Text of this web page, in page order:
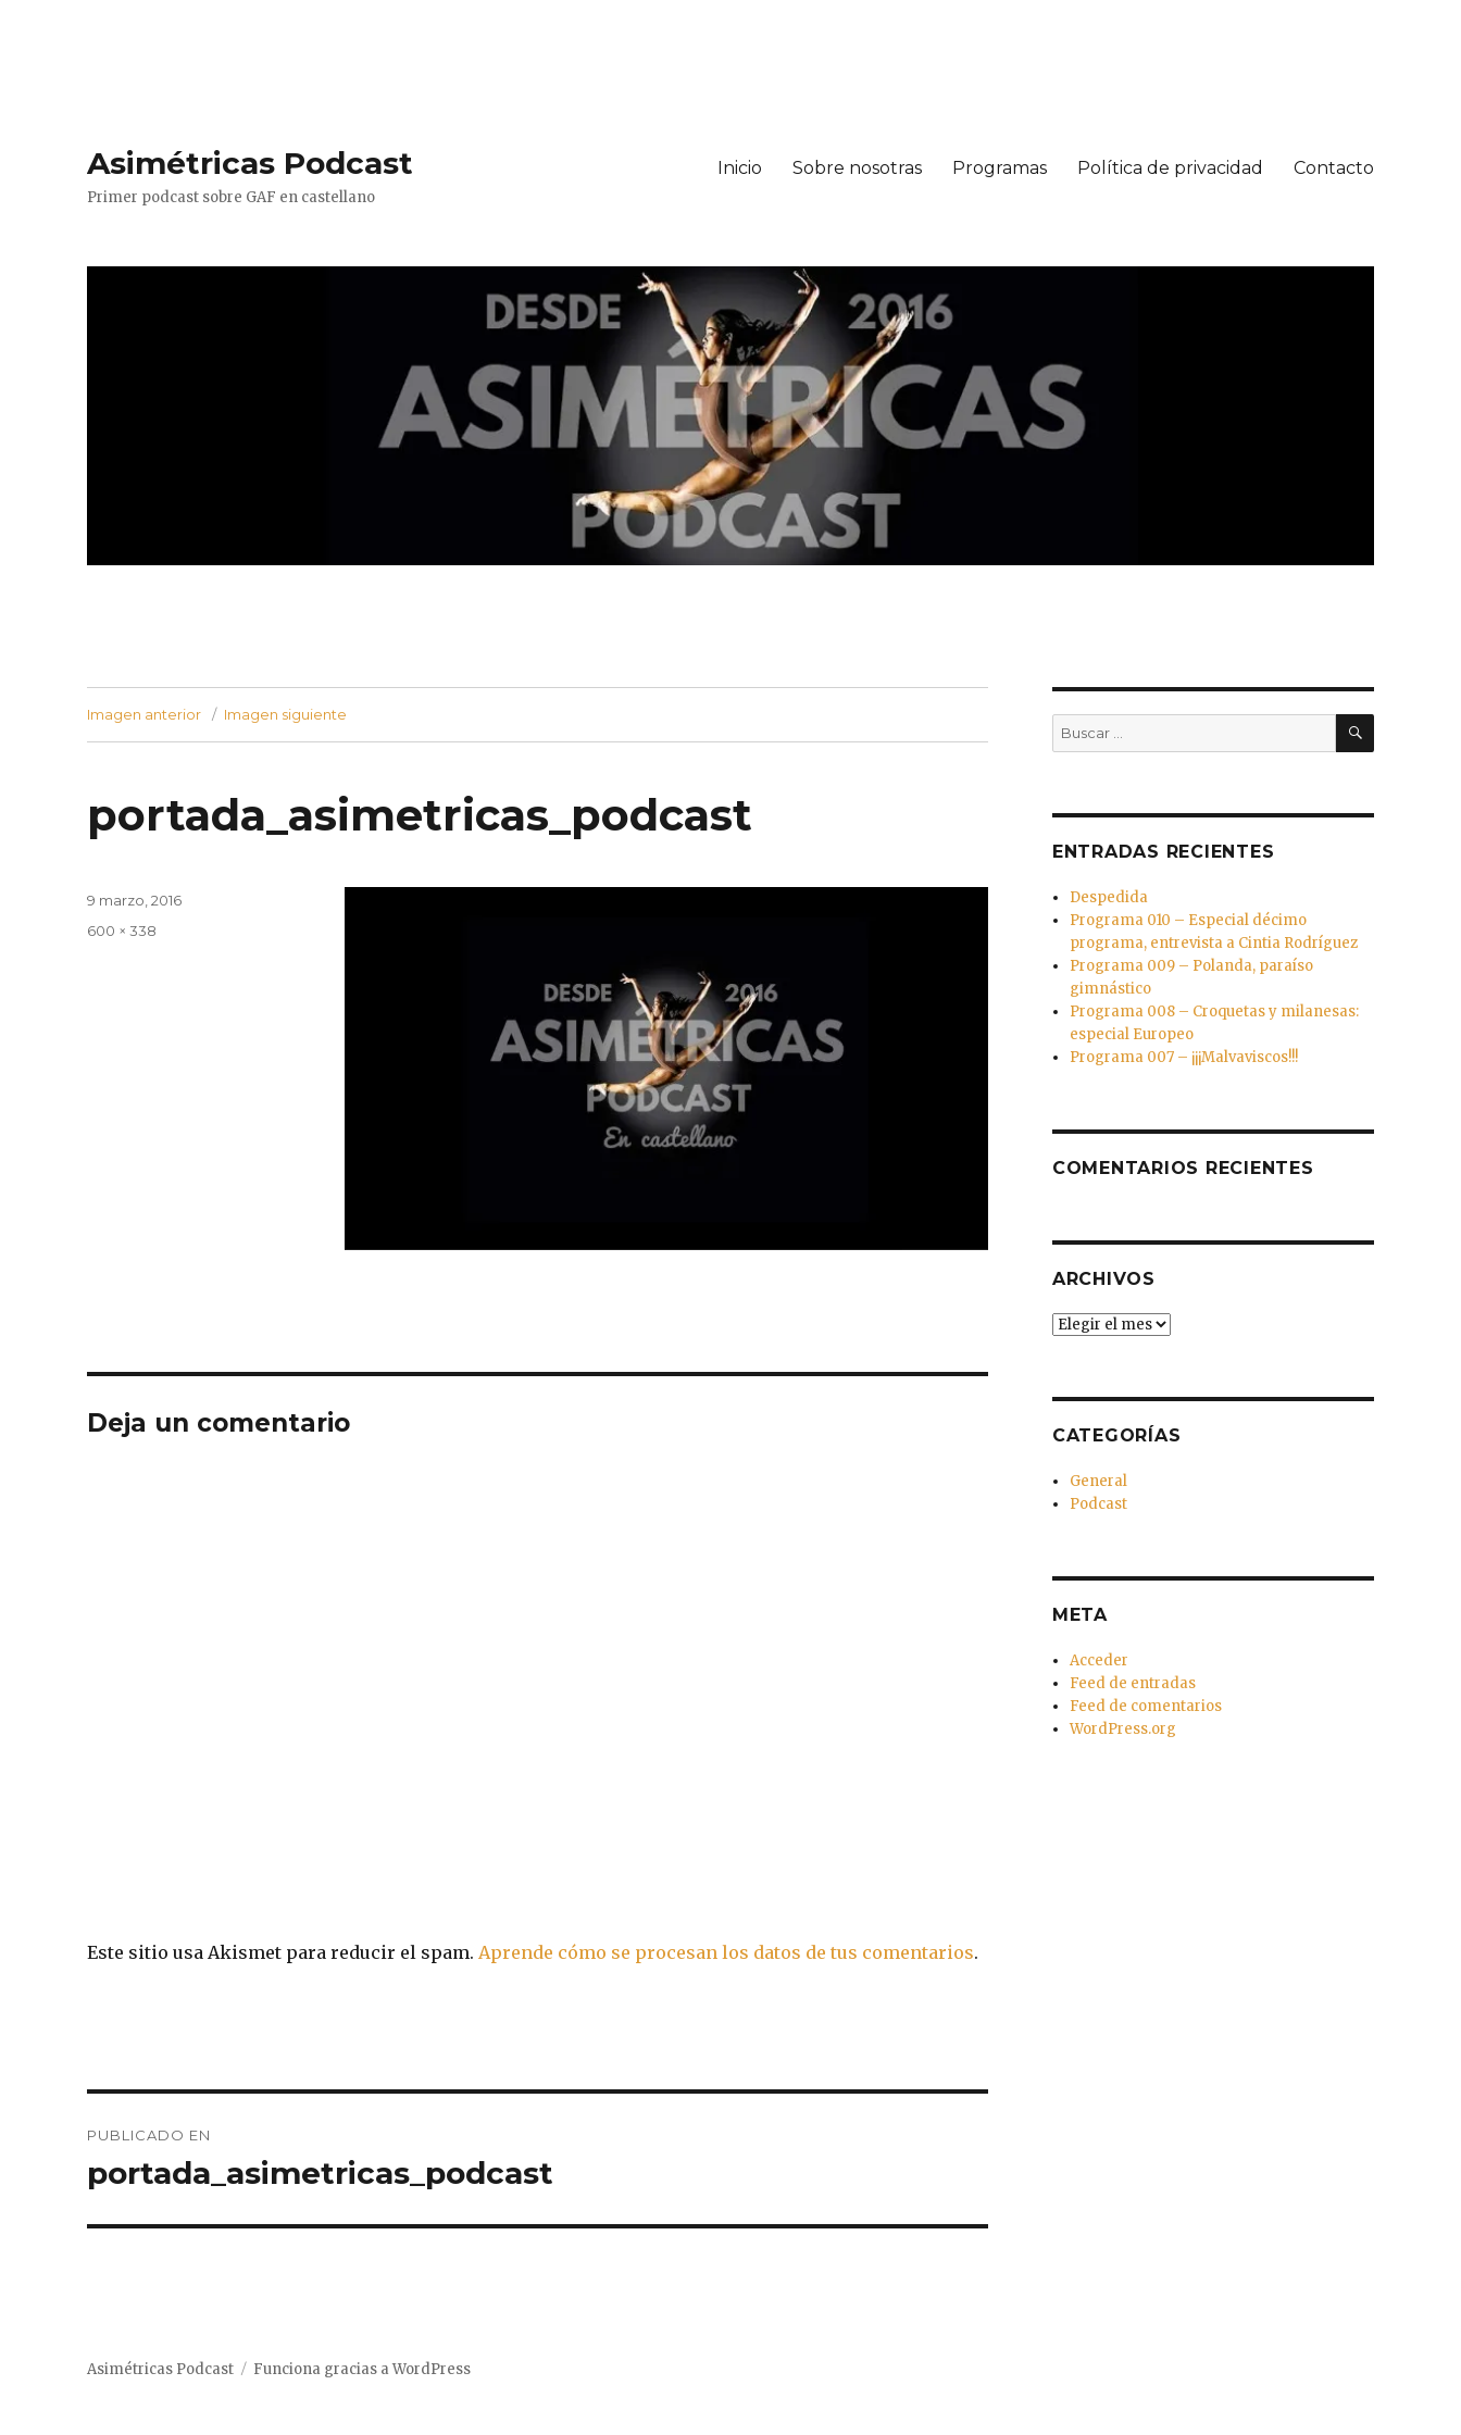
Asimétricas Podcast
Primer podcast sobre GAF en castellano
Inicio Sobre nosotras Programas Política de privacidad Contacto
Imagen anterior Imagen siguiente
portada_asimetricas_podcast
Publicado
9 marzo, 2016
Tamaño
600 × 338
Deja un comentario
Este sitio usa Akismet para reducir el spam. Aprende cómo se procesan los datos de tus comentarios.
de
PUBLICADO EN
portada_asimetricas_podcast
Buscar
por:
BUSCAR
ENTRADAS RECIENTES
Despedida
Programa 010 – Especial décimo
programa, entrevista a Cintia Rodríguez
Programa 009 – Polanda, paraíso
gimnástico
Programa 008 – Croquetas y milanesas:
especial Europeo
Programa 007 – ¡¡¡Malvaviscos!!!
COMENTARIOS RECIENTES
ARCHIVOS
Archivos
CATEGORÍAS
General
Podcast
META
Acceder
Feed de entradas
Feed de comentarios
WordPress.org
Asimétricas Podcast Funciona gracias a WordPress